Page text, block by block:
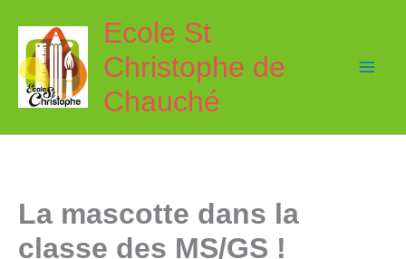
contenu
Ecole St
Christophe de
Chauché
La mascotte dans la
classe des MS/GS !